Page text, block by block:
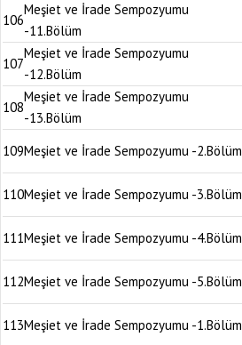
106
Meşiet ve İrade Sempozyumu
-11.Bölüm
107
Meşiet ve İrade Sempozyumu
-12.Bölüm
108
Meşiet ve İrade Sempozyumu
-13.Bölüm
109Meşiet ve İrade Sempozyumu -2.Bölüm
110Meşiet ve İrade Sempozyumu -3.Bölüm
111Meşiet ve İrade Sempozyumu -4.Bölüm
112Meşiet ve İrade Sempozyumu -5.Bölüm
113Meşiet ve İrade Sempozyumu -1.Bölüm